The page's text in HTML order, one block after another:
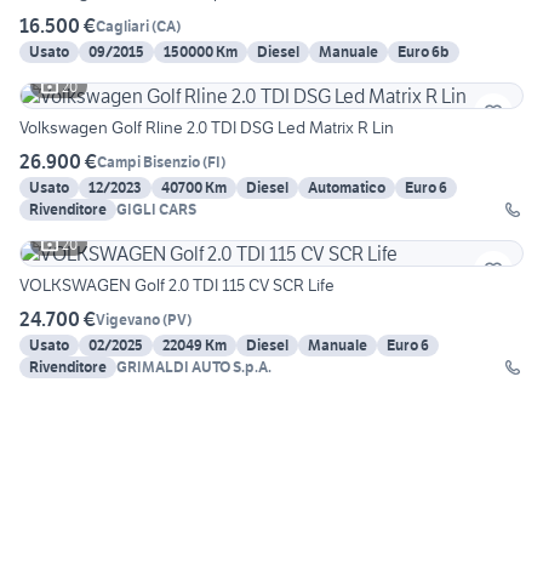
16.500 €Cagliari(CA)
Usato
09/2015 150000 Km Diesel Manuale
Euro 6b
20
Volkswagen Golf Rline 2.0 TDI DSG Led Matrix R Lin
26.900 €Campi Bisenzio(FI)
Usato
12/2023 40700 Km Diesel Automatico
Euro 6
Rivenditore GIGLI CARS
20
VOLKSWAGEN Golf 2.0 TDI 115 CV SCR Life
24.700 €Vigevano(PV)
Usato
02/2025 22049 Km Diesel Manuale
Euro 6
Rivenditore GRIMALDI AUTO S.p.A.